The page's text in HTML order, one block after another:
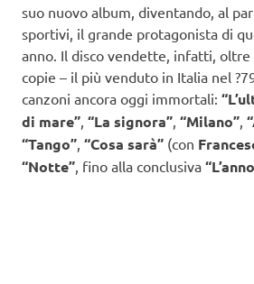
suo nuovo album, diventando, al
sportivi, il grande protagonista di
anno. Il disco vendette, infatti,
copie – il più venduto in Italia nel
canzoni ancora oggi immortali:
di mare” “La signora” “Milano”
“Tango” “Cosa sarà” (con
“Notte” , fino alla conclusiva